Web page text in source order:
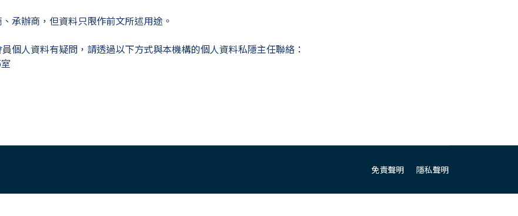
承辦商，但資料只限作前文所述用途。
個人資料有疑問，請透過以下方式與本機構的個人資料私隱主任聯絡：
免責聲明 隱私聲明